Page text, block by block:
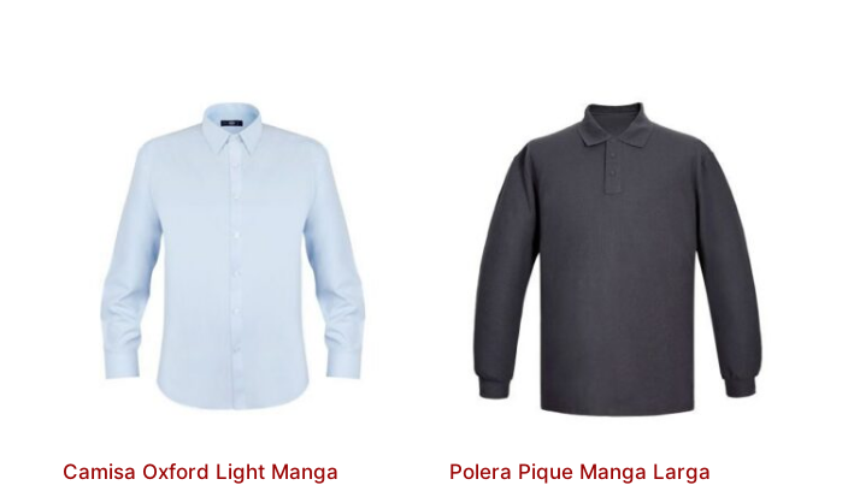
Camisa Oxford Light Manga
Polera Pique Manga Larga